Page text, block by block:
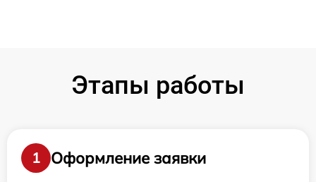
Этапы работы
1
Оформление заявки